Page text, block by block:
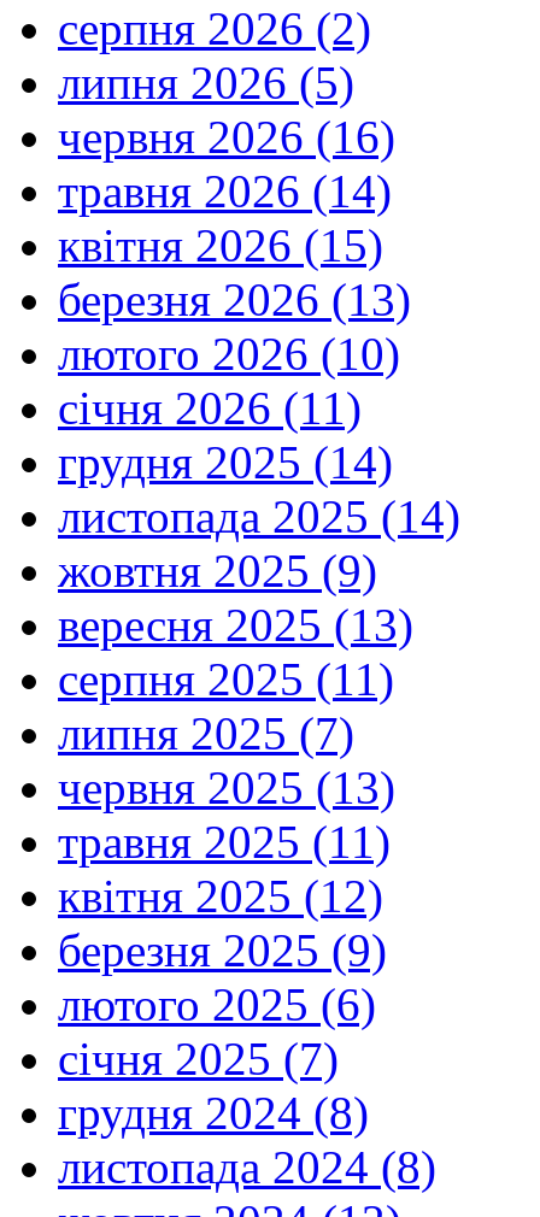
серпня 2026 (2)
липня 2026 (5)
червня 2026 (16)
травня 2026 (14)
квітня 2026 (15)
березня 2026 (13)
лютого 2026 (10)
січня 2026 (11)
грудня 2025 (14)
листопада 2025 (14)
жовтня 2025 (9)
вересня 2025 (13)
серпня 2025 (11)
липня 2025 (7)
червня 2025 (13)
травня 2025 (11)
квітня 2025 (12)
березня 2025 (9)
лютого 2025 (6)
січня 2025 (7)
грудня 2024 (8)
листопада 2024 (8)